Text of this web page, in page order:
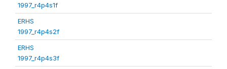
1997_r4p4s1f
ERHS
1997_r4p4s2f
ERHS
1997_r4p4s3f